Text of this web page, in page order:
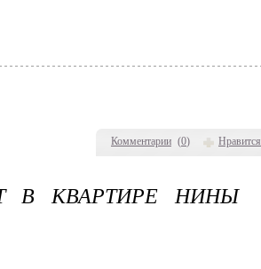
Комментарии (0) Нравится
В КВАРТИРЕ НИНЫ